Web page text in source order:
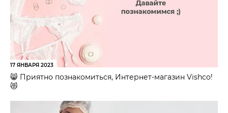
17 ЯНВАРЯ 2023
😸 Приятно познакомиться, Интернет-магазин Vishco!
😻